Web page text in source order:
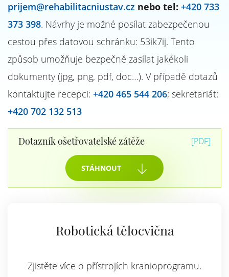
prijem@rehabilitacniustav.cz nebo tel: +420 733
373 398. Návrhy je možné posílat zabezpečenou
cestou přes datovou schránku: 53ik7ij. Tento
způsob umožňuje bezpečně zasílat jakékoli
dokumenty (jpg, png, pdf, doc…). V případě dotazů
kontaktujte recepci: +420 465 544 206; sekretariát:
+420 702 132 513
Dotazník ošetřovatelské zátěže [PDF]
STÁHNOUT
Robotická tělocvična
Zjistěte více o přístrojích kranioprogramu.